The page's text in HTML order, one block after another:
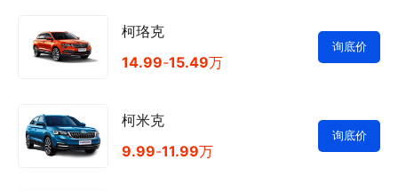
柯珞克
14.99-15.49万
询底价
柯米克
9.99-11.99万
询底价